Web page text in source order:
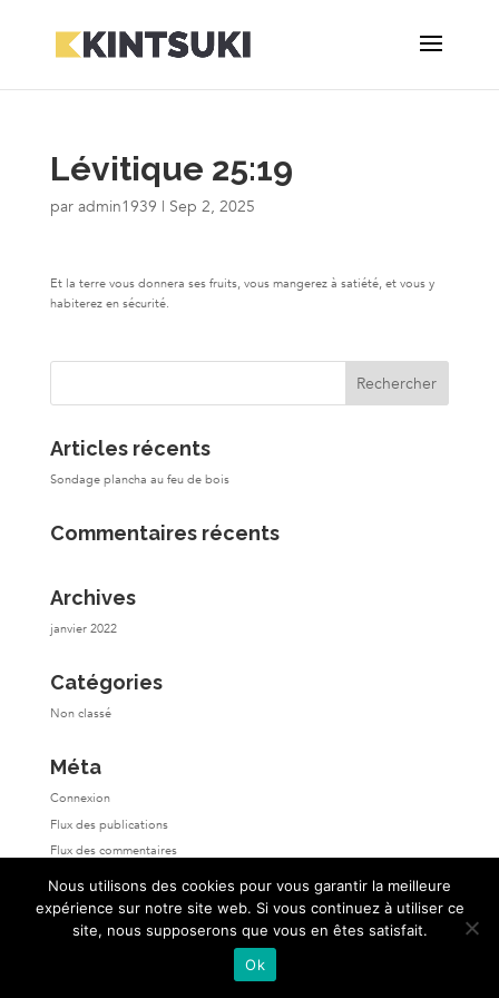
Lévitique 25:19
par admin1939 | Sep 2, 2025
Et la terre vous donnera ses fruits, vous mangerez à satiété, et vous y
habiterez en sécurité.
Articles récents
Sondage plancha au feu de bois
Commentaires récents
Archives
janvier 2022
Catégories
Non classé
Méta
Connexion
Flux des publications
Flux des commentaires
Site de WordPress-FR
Nous utilisons des cookies pour vous garantir la meilleure
expérience sur notre site web. Si vous continuez à utiliser ce
site, nous supposerons que vous en êtes satisfait.
Ok